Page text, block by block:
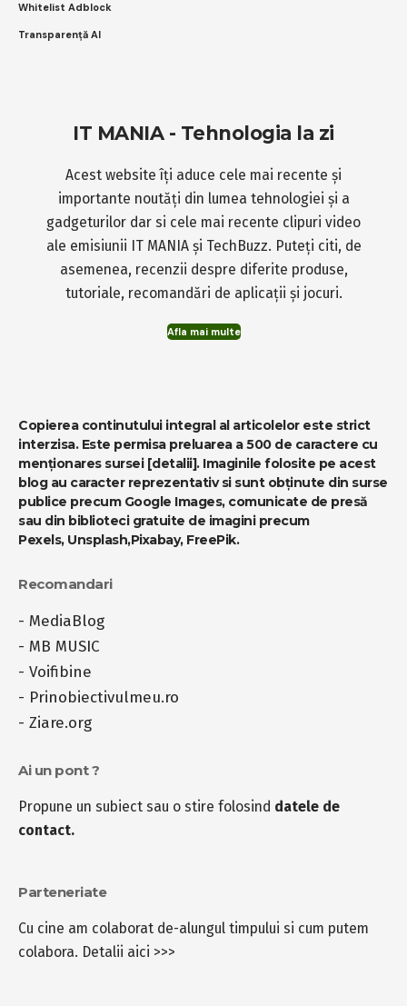
Whitelist Adblock
Transparență AI
IT MANIA - Tehnologia la zi
Acest website îți aduce cele mai recente și
importante noutăți din lumea tehnologiei și a
gadgeturilor dar si cele mai recente clipuri video
ale emisiunii IT MANIA și TechBuzz. Puteți citi, de
asemenea, recenzii despre diferite produse,
tutoriale, recomandări de aplicații și jocuri.
Afla mai multe
Copierea continutului integral al articolelor este strict
interzisa. Este permisa preluarea a 500 de caractere cu
menționares sursei [detalii]. Imaginile folosite pe acest
blog au caracter reprezentativ si sunt obținute din surse
publice precum Google Images, comunicate de presă
sau din biblioteci gratuite de imagini precum
Pexels, Unsplash,Pixabay, FreePik.
Recomandari
- MediaBlog
- MB MUSIC
- Voifibine
- Prinobiectivulmeu.ro
- Ziare.org
Ai un pont ?
Propune un subiect sau o stire folosind datele de
contact.
Parteneriate
Cu cine am colaborat de-alungul timpului si cum putem
colabora. Detalii aici >>>